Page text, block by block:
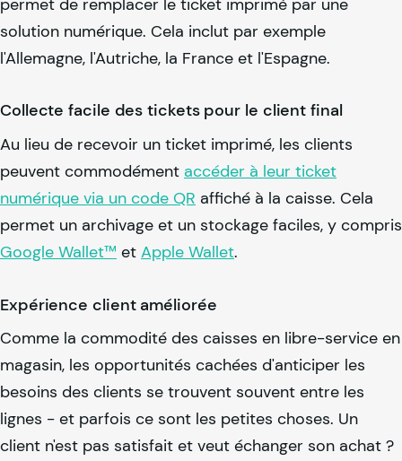
permet de remplacer le ticket imprimé par une
solution numérique. Cela inclut par exemple
l'Allemagne, l'Autriche, la France et l'Espagne.
Collecte facile des tickets pour le client final
Au lieu de recevoir un ticket imprimé, les clients
peuvent commodément accéder à leur ticket
numérique via un code QR affiché à la caisse. Cela
permet un archivage et un stockage faciles, y compris
Google Wallet™ et Apple Wallet.
Expérience client améliorée
Comme la commodité des caisses en libre-service en
magasin, les opportunités cachées d'anticiper les
besoins des clients se trouvent souvent entre les
lignes - et parfois ce sont les petites choses. Un
client n'est pas satisfait et veut échanger son achat ?